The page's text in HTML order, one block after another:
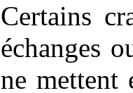
Certains
échanges
ne mettent